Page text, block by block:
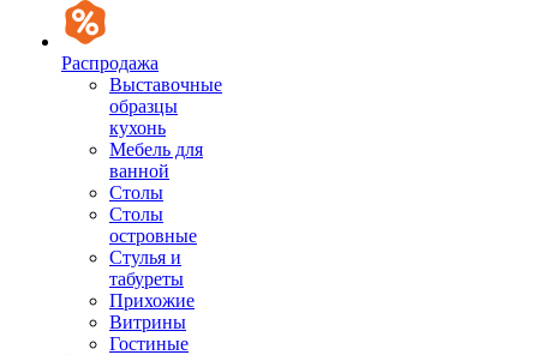
Распродажа
Выставочные
образцы
кухонь
Мебель для
ванной
Столы
Столы
островные
Стулья и
табуреты
Прихожие
Витрины
Гостиные